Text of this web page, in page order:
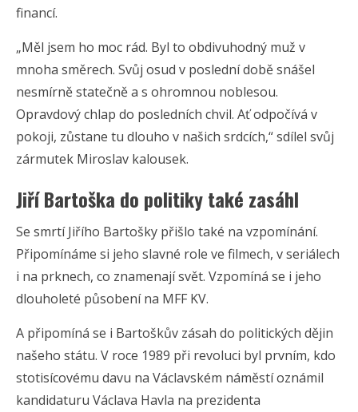
financí.
„Měl jsem ho moc rád. Byl to obdivuhodný muž v
mnoha směrech. Svůj osud v poslední době snášel
nesmírně statečně a s ohromnou noblesou.
Opravdový chlap do posledních chvil. Ať odpočívá v
pokoji, zůstane tu dlouho v našich srdcích,“ sdílel svůj
zármutek Miroslav kalousek.
Jiří Bartoška do politiky také zasáhl
Se smrtí Jiřího Bartošky přišlo také na vzpomínání.
Připomínáme si jeho slavné role ve filmech, v seriálech
i na prknech, co znamenají svět. Vzpomíná se i jeho
dlouholeté působení na MFF KV.
A připomíná se i Bartoškův zásah do politických dějin
našeho státu. V roce 1989 při revoluci byl prvním, kdo
stotisícovému davu na Václavském náměstí oznámil
kandidaturu Václava Havla na prezidenta